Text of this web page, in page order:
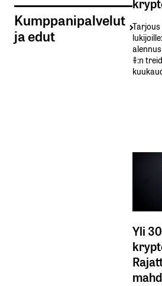
Kumppanipalvelut
ja edut
%:n
Yli